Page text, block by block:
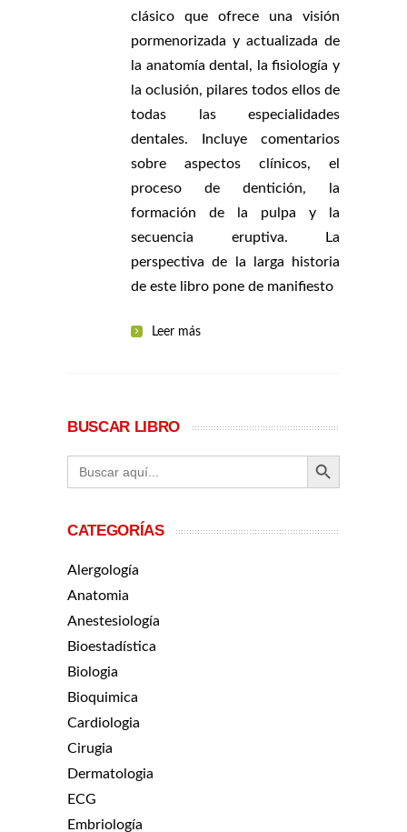
clásico que ofrece una visión
pormenorizada y actualizada de
la anatomía dental, la fisiología y
la oclusión, pilares todos ellos de
todas las especialidades
dentales. Incluye comentarios
sobre aspectos clínicos, el
proceso de dentición, la
formación de la pulpa y la
secuencia eruptiva. La
perspectiva de la larga historia
de este libro pone de manifiesto
Leer más
BUSCAR LIBRO
Buscar:
BOTÓN DE
CATEGORÍAS
Alergología
Anatomia
Anestesiología
Bioestadística
Biologia
Bioquimica
Cardiologia
Cirugia
Dermatologia
ECG
Embriología